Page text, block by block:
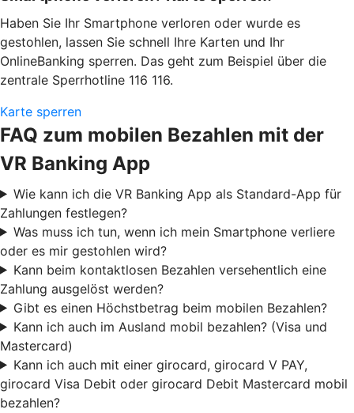
Haben Sie Ihr Smartphone verloren oder wurde es
gestohlen, lassen Sie schnell Ihre Karten und Ihr
OnlineBanking sperren. Das geht zum Beispiel über die
zentrale Sperrhotline 116 116.
Karte sperren
FAQ zum mobilen Bezahlen mit der
VR Banking App
Wie kann ich die VR Banking App als Standard-App für
Zahlungen festlegen?
Was muss ich tun, wenn ich mein Smartphone verliere
oder es mir gestohlen wird?
Kann beim kontaktlosen Bezahlen versehentlich eine
Zahlung ausgelöst werden?
Gibt es einen Höchstbetrag beim mobilen Bezahlen?
Kann ich auch im Ausland mobil bezahlen? (Visa und
Mastercard)
Kann ich auch mit einer girocard, girocard V PAY,
girocard Visa Debit oder girocard Debit Mastercard mobil
bezahlen?